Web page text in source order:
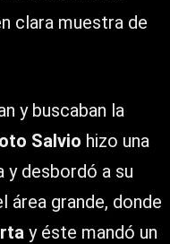
clara muestra de
y buscaban la
Salvio hizo una
y desbordó a su
área grande, donde
y éste mandó un